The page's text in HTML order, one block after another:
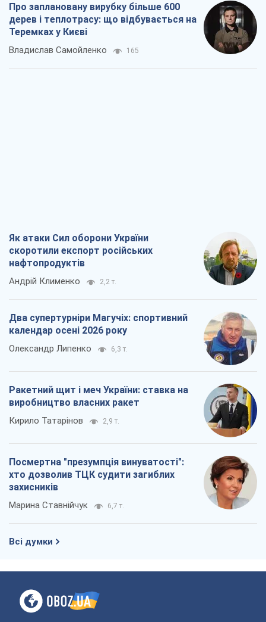
Про заплановану вирубку більше 600
дерев і теплотрасу: що відбувається на
Теремках у Києві
Владислав Самойленко 165
Як атаки Сил оборони України
скоротили експорт російських
нафтопродуктів
Андрій Клименко 2,2 т.
Два супертурніри Магучіх: спортивний
календар осені 2026 року
Олександр Липенко 6,3 т.
Ракетний щит і меч України: ставка на
виробництво власних ракет
Кирило Татарінов 2,9 т.
Посмертна "презумпція винуватості":
хто дозволив ТЦК судити загиблих
захисників
Марина Ставнійчук 6,7 т.
Всі думки